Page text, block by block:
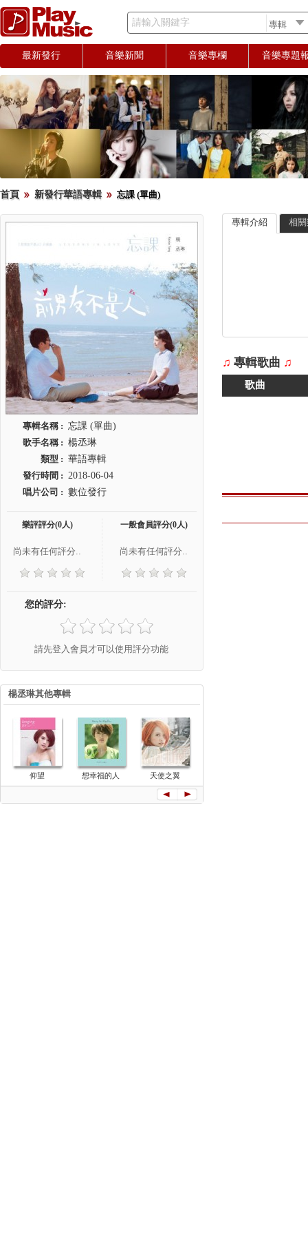
請輸入關鍵字
最新發行 音樂新聞 音樂專欄 音樂專題
首頁 新發行華語專輯 忘課 (單曲)
專輯名稱 : 忘課 (單曲)
歌手名稱 : 楊丞琳
類型 : 華語專輯
發行時間 : 2018-06-04
唱片公司 : 數位發行
樂評評分(0人)
尚未有任何評分..
一般會員評分(0人)
尚未有任何評分..
您的評分:
請先登入會員才可以使用評分功能
楊丞琳其他專輯
仰望 想幸福的人 天使之翼
專輯介紹 相
♫ 專輯歌曲 ♫
歌曲